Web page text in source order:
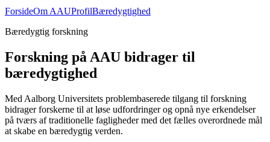
ForsideOm AAUProfilBæredygtighed
Bæredygtig forskning
Forskning på AAU bidrager til
bæredygtighed
Med Aalborg Universitets problembaserede tilgang til forskning
bidrager forskerne til at løse udfordringer og opnå nye erkendelser
på tværs af traditionelle fagligheder med det fælles overordnede mål
at skabe en bæredygtig verden.